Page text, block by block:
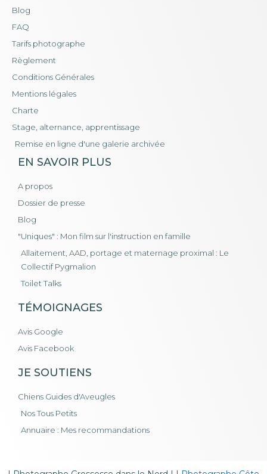
Blog
FAQ
Tarifs photographe
Règlement
Conditions Générales
Mentions légales
Charte
Stage, alternance, apprentissage
Remise en ligne d'une galerie archivée
EN SAVOIR PLUS
A propos
Dossier de presse
Blog
"Uniques" : Mon film sur l'instruction en famille
Allaitement, AAD, portage et maternage proximal : Le
Collectif Pygmalion
Toilet Talks
TÉMOIGNAGES
Avis Google
Avis Facebook
JE SOUTIENS
Chiens Guides d'Aveugles
Nos Tous Petits
Annuaire : Mes recommandations